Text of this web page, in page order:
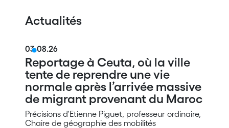
59
Actualités
03.08.26
Reportage à Ceuta, où la ville
tente de reprendre une vie
normale après l’arrivée massive
de migrant provenant du Maroc
Précisions d'Etienne Piguet, professeur ordinaire,
Chaire de géographie des mobilités